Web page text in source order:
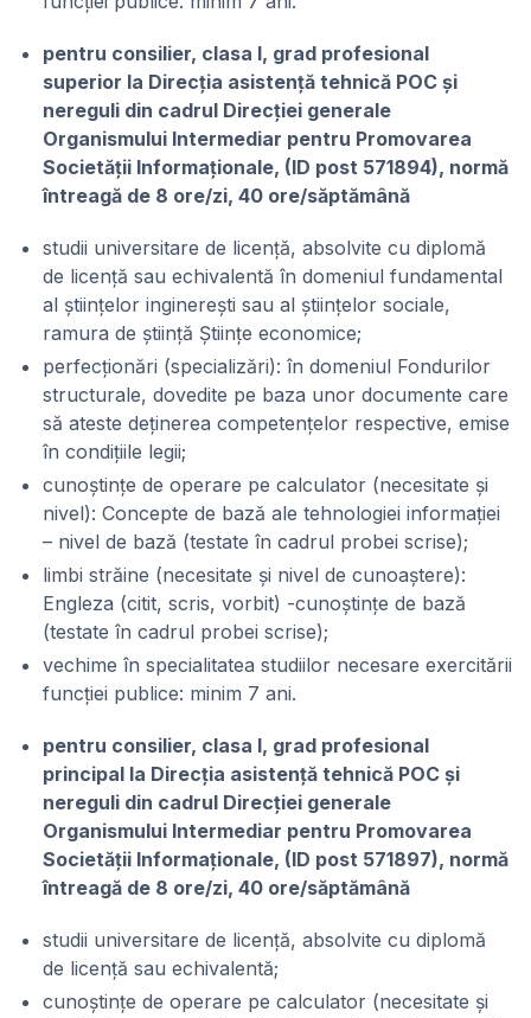
pentru consilier, clasa I, grad profesional
superior la Direcția asistență tehnică POC și
nereguli din cadrul Direcției generale
Organismului Intermediar pentru Promovarea
Societății Informaționale, (ID post 571894), normă
întreagă de 8 ore/zi, 40 ore/săptămână
studii universitare de licență, absolvite cu diplomă
de licență sau echivalentă în domeniul fundamental
al științelor inginerești sau al științelor sociale,
ramura de știință Științe economice;
perfecționări (specializări): în domeniul Fondurilor
structurale, dovedite pe baza unor documente care
să ateste deținerea competențelor respective, emise
în condițiile legii;
cunoștințe de operare pe calculator (necesitate și
nivel): Concepte de bază ale tehnologiei informației
– nivel de bază (testate în cadrul probei scrise);
limbi străine (necesitate și nivel de cunoaștere):
Engleza (citit, scris, vorbit) -cunoștințe de bază
(testate în cadrul probei scrise);
vechime în specialitatea studiilor necesare exercitării
funcției publice: minim 7 ani.
pentru consilier, clasa I, grad profesional
principal la Direcția asistență tehnică POC și
nereguli din cadrul Direcției generale
Organismului Intermediar pentru Promovarea
Societății Informaționale, (ID post 571897), normă
întreagă de 8 ore/zi, 40 ore/săptămână
studii universitare de licență, absolvite cu diplomă
de licență sau echivalentă;
cunoștințe de operare pe calculator (necesitate și